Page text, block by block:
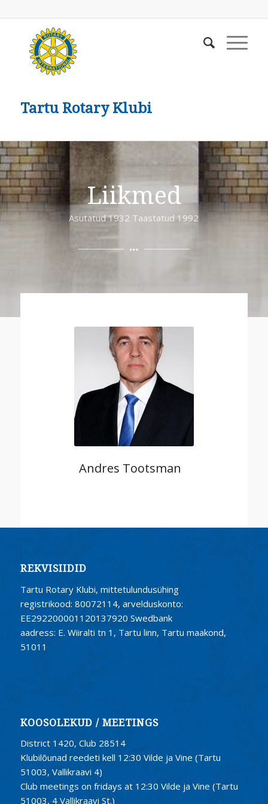
Tartu Rotary Klubi
Liikmed
Asutatud 1932 Taastatud 1992
Andres Tootsman
REKVISIIDID
Tartu Rotary Klubi, mittetulundusühing
registrikood: 80072114, arvelduskonto:
EE292200001120137920 Swedbank
aadress: E. Wiiralti tn 1, Tartu linn, Tartu maakond,
51011
KOOSOLEKUD / MEETINGS
District 1420, Club 28514
Klubilõunad reedeti kell 12:30 Vilde ja Vine (Tartu
51003, Vallikraavi 4)
Club meetings on fridays at 12:30 Vilde ja Vine (Tartu
51003, 4 Vallikraavi St.)